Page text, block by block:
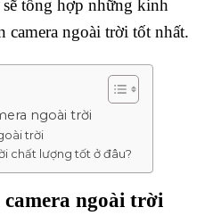
tổng hợp những kinh
camera ngoài trời tốt nhất.
ngoài trời
trời
chất lượng tốt ở đâu?
ngoài trời